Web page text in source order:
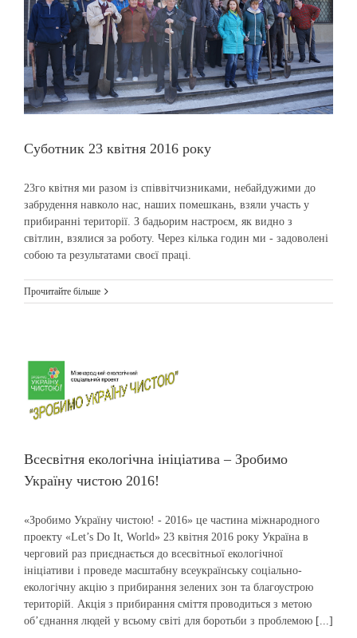
Суботник 23 квітня 2016 року
23го квітня ми разом із співвітчизниками, небайдужими до
забрудення навколо нас, наших помешкань, взяли участь у
прибиранні території. З бадьорим настроєм, як видно з
світлин, взялися за роботу. Через кілька годин ми - задоволені
собою та результатами своєї праці.
Прочитайте більше
Всесвітня екологічна ініціатива – Зробимо
Україну чистою 2016!
«Зробимо Україну чистою! - 2016» це частина міжнародного
проекту «Let’s Do It, World» 23 квітня 2016 року Україна в
черговий раз приєднається до всесвітньої екологічної
ініціативи і проведе масштабну всеукраїнську соціально-
екологічну акцію з прибирання зелених зон та благоустрою
територій. Акція з прибирання сміття проводиться з метою
об’єднання людей у всьому світі для боротьби з проблемою [...]